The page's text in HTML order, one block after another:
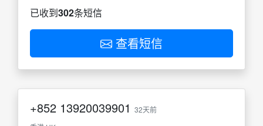
已收到302条短信
查看短信
+852 13920039901 32天前